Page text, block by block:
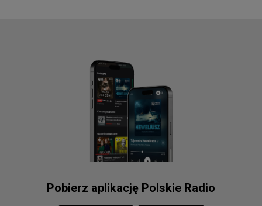
Pobierz aplikację Polskie Radio